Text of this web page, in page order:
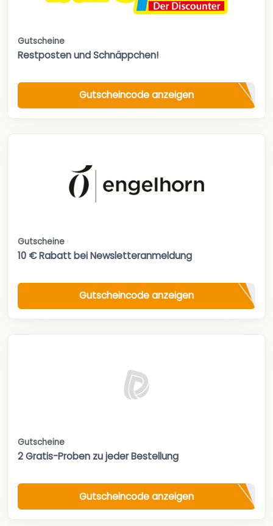
Gutscheine
Restposten und Schnäppchen!
Gutscheincode anzeigen
Gutscheine
10 € Rabatt bei Newsletteranmeldung
Gutscheincode anzeigen
Gutscheine
2 Gratis-Proben zu jeder Bestellung
Gutscheincode anzeigen